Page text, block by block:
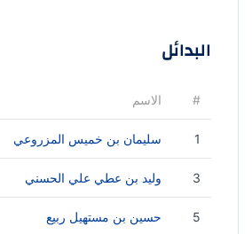
البدائل
# الاسم
1 سليمان بن خميس المزروعي
3 وليد بن عطي علي الحسني
5 حسين بن مستهيل ربيع